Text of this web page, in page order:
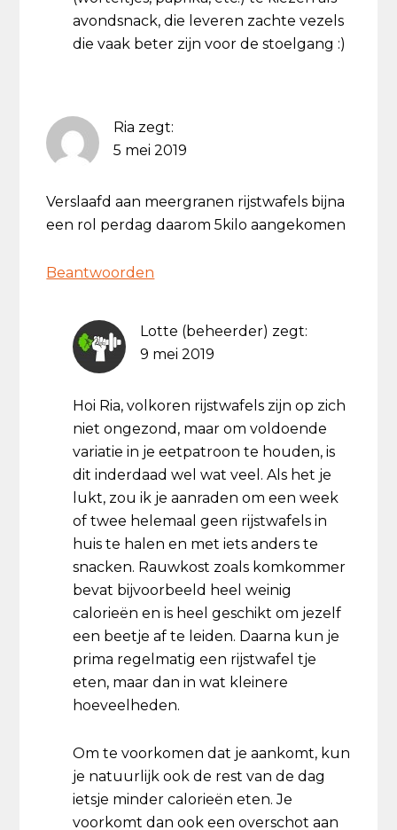
avondsnack, die leveren zachte vezels
die vaak beter zijn voor de stoelgang :)
Ria zegt:
5 mei 2019
Verslaafd aan meergranen rijstwafels bijna
een rol perdag daarom 5kilo aangekomen
Beantwoorden
Lotte (beheerder) zegt:
9 mei 2019
Hoi Ria, volkoren rijstwafels zijn op zich
niet ongezond, maar om voldoende
variatie in je eetpatroon te houden, is
dit inderdaad wel wat veel. Als het je
lukt, zou ik je aanraden om een week
of twee helemaal geen rijstwafels in
huis te halen en met iets anders te
snacken. Rauwkost zoals komkommer
bevat bijvoorbeeld heel weinig
calorieën en is heel geschikt om jezelf
een beetje af te leiden. Daarna kun je
prima regelmatig een rijstwafel tje
eten, maar dan in wat kleinere
hoeveelheden.
Om te voorkomen dat je aankomt, kun
je natuurlijk ook de rest van de dag
ietsje minder calorieën eten. Je
voorkomt dan ook een overschot aan